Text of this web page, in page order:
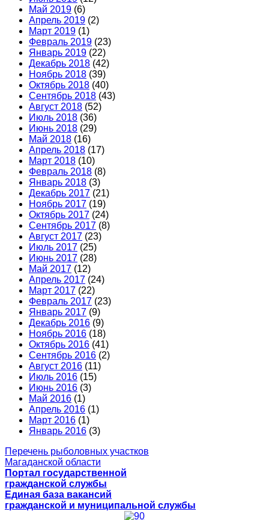
Май 2019 (6)
Апрель 2019 (2)
Март 2019 (1)
Февраль 2019 (23)
Январь 2019 (22)
Декабрь 2018 (42)
Ноябрь 2018 (39)
Октябрь 2018 (40)
Сентябрь 2018 (43)
Август 2018 (52)
Июль 2018 (36)
Июнь 2018 (29)
Май 2018 (16)
Апрель 2018 (17)
Март 2018 (10)
Февраль 2018 (8)
Январь 2018 (3)
Декабрь 2017 (21)
Ноябрь 2017 (19)
Октябрь 2017 (24)
Сентябрь 2017 (8)
Август 2017 (23)
Июль 2017 (25)
Июнь 2017 (28)
Май 2017 (12)
Апрель 2017 (24)
Март 2017 (22)
Февраль 2017 (23)
Январь 2017 (9)
Декабрь 2016 (9)
Ноябрь 2016 (18)
Октябрь 2016 (41)
Сентябрь 2016 (2)
Август 2016 (11)
Июль 2016 (15)
Июнь 2016 (3)
Май 2016 (1)
Апрель 2016 (1)
Март 2016 (1)
Январь 2016 (3)
Перечень рыболовных участков
Магаданской области
Портал государственной
гражданской службы
Единая база вакансий
гражданской и муниципальной службы